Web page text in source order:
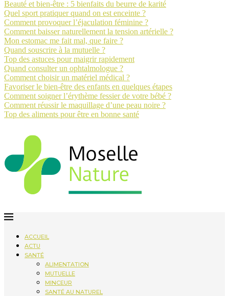
Beauté et bien-être : 5 bienfaits du beurre de karité
Quel sport pratiquer quand on est enceinte ?
Comment provoquer l’éjaculation féminine ?
Comment baisser naturellement la tension artérielle ?
Mon estomac me fait mal, que faire ?
Quand souscrire à la mutuelle ?
Top des astuces pour maigrir rapidement
Quand consulter un ophtalmologue ?
Comment choisir un matériel médical ?
Favoriser le bien-être des enfants en quelques étapes
Comment soigner l’érythème fessier de votre bébé ?
Comment réussir le maquillage d’une peau noire ?
Top des aliments pour être en bonne santé
ACCUEIL
ACTU
SANTÉ
ALIMENTATION
MUTUELLE
MINCEUR
SANTÉ AU NATUREL